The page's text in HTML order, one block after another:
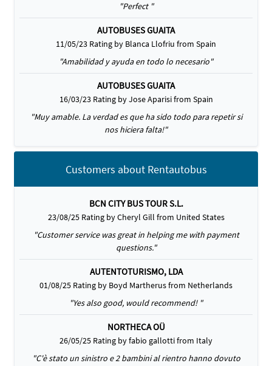
"Perfect "
AUTOBUSES GUAITA
11/05/23 Rating by Blanca Llofriu from Spain
"Amabilidad y ayuda en todo lo necesario"
AUTOBUSES GUAITA
16/03/23 Rating by Jose Aparisi from Spain
"Muy amable. La verdad es que ha sido todo para repetir si
nos hiciera falta!"
Customers about Rentautobus
BCN CITY BUS TOUR S.L.
23/08/25 Rating by Cheryl Gill from United States
"Customer service was great in helping me with payment
questions."
AUTENTOTURISMO, LDA
01/08/25 Rating by Boyd Martherus from Netherlands
"Yes also good, would recommend! "
NORTHECA OÜ
26/05/25 Rating by fabio gallotti from Italy
"C'è stato un sinistro e 2 bambini al rientro hanno dovuto